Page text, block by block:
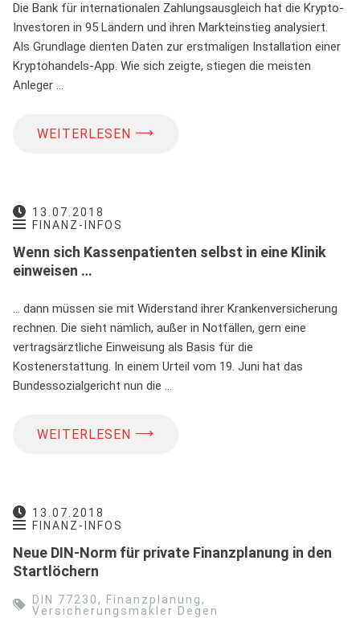
Die Bank für internationalen Zahlungsausgleich hat die Krypto-
Investoren in 95 Ländern und ihren Markteinstieg analysiert.
Als Grundlage dienten Daten zur erstmaligen Installation einer
Kryptohandels-App. Wie sich zeigte, stiegen die meisten
Anleger …
WEITERLESEN ⟶
13.07.2018
FINANZ-INFOS
Wenn sich Kassenpatienten selbst in eine Klinik
einweisen …
… dann müssen sie mit Widerstand ihrer Krankenversicherung
rechnen. Die sieht nämlich, außer in Notfällen, gern eine
vertragsärztliche Einweisung als Basis für die
Kostenerstattung. In einem Urteil vom 19. Juni hat das
Bundessozialgericht nun die …
WEITERLESEN ⟶
13.07.2018
FINANZ-INFOS
Neue DIN-Norm für private Finanzplanung in den
Startlöchern
DIN 77230 , Finanzplanung ,
Versicherungsmakler Degen